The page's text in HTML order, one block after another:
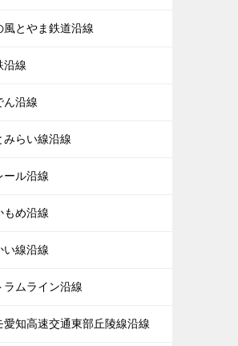
風とやま鉄道沿線
沿線
ん沿線
みらい線沿線
ール沿線
もめ沿線
い線沿線
ラムライン沿線
愛知高速交通東部丘陵線沿線